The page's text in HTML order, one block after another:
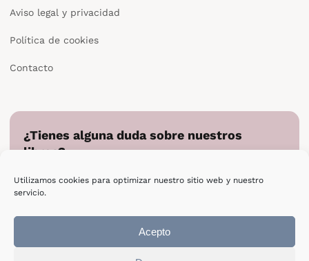
Utilizamos cookies para optimizar nuestro sitio web y nuestro
servicio.
Acepto
Aviso legal y privacidad
Política de cookies
Contacto
¿Tienes alguna duda sobre nuestros
libros?
directamente.
Escribir a Epsilon